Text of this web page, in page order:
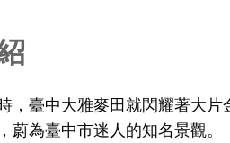
，臺中大雅麥田就閃耀著大
蔚為臺中市迷人的知名景觀。